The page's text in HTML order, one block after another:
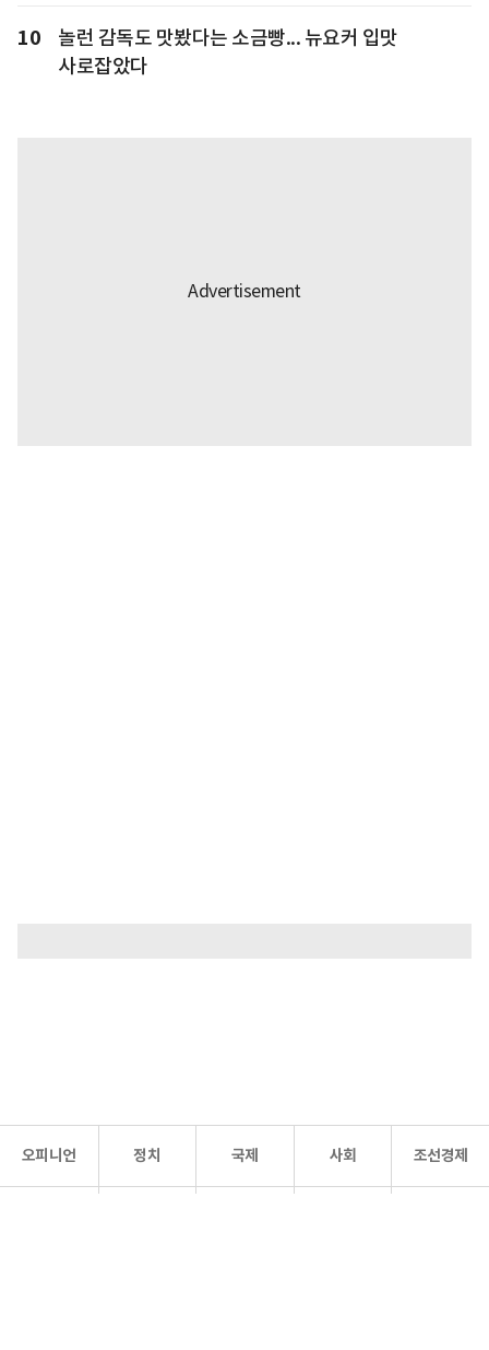
10
놀런 감독도 맛봤다는 소금빵... 뉴요커 입맛
사로잡았다
오피니언 정치 국제 사회 조선경제